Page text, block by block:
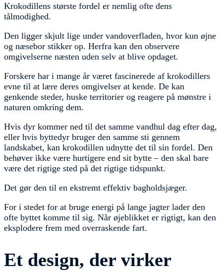
Krokodillens største fordel er nemlig ofte dens
tålmodighed.
Den ligger skjult lige under vandoverfladen, hvor kun øjne
og næsebor stikker op. Herfra kan den observere
omgivelserne næsten uden selv at blive opdaget.
Forskere har i mange år været fascinerede af krokodillers
evne til at lære deres omgivelser at kende. De kan
genkende steder, huske territorier og reagere på mønstre i
naturen omkring dem.
Hvis dyr kommer ned til det samme vandhul dag efter dag,
eller hvis byttedyr bruger den samme sti gennem
landskabet, kan krokodillen udnytte det til sin fordel. Den
behøver ikke være hurtigere end sit bytte – den skal bare
være det rigtige sted på det rigtige tidspunkt.
Det gør den til en ekstremt effektiv bagholdsjæger.
For i stedet for at bruge energi på lange jagter lader den
ofte byttet komme til sig. Når øjeblikket er rigtigt, kan den
eksplodere frem med overraskende fart.
Et design, der virker